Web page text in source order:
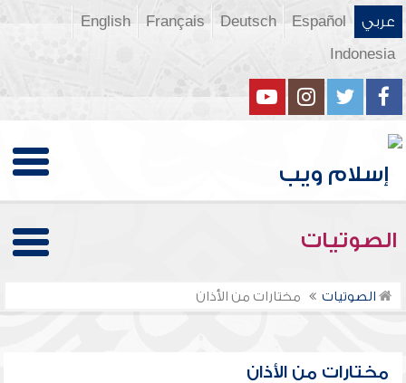
عربي Español
Deutsch
Français
English
Indonesia
الصوتيات
الصوتيات مختارات من الأذان
مختارات من الأذان